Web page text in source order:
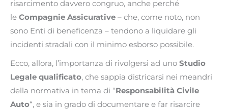
risarcimento davvero congruo, anche perché
le Compagnie Assicurative – che, come noto, non
sono Enti di beneficenza – tendono a liquidare gli
incidenti stradali con il minimo esborso possibile.
Ecco, allora, l’importanza di rivolgersi ad uno Studio
Legale qualificato, che sappia districarsi nei meandri
della normativa in tema di “Responsabilità Civile
Auto“, e sia in grado di documentare e far risarcire